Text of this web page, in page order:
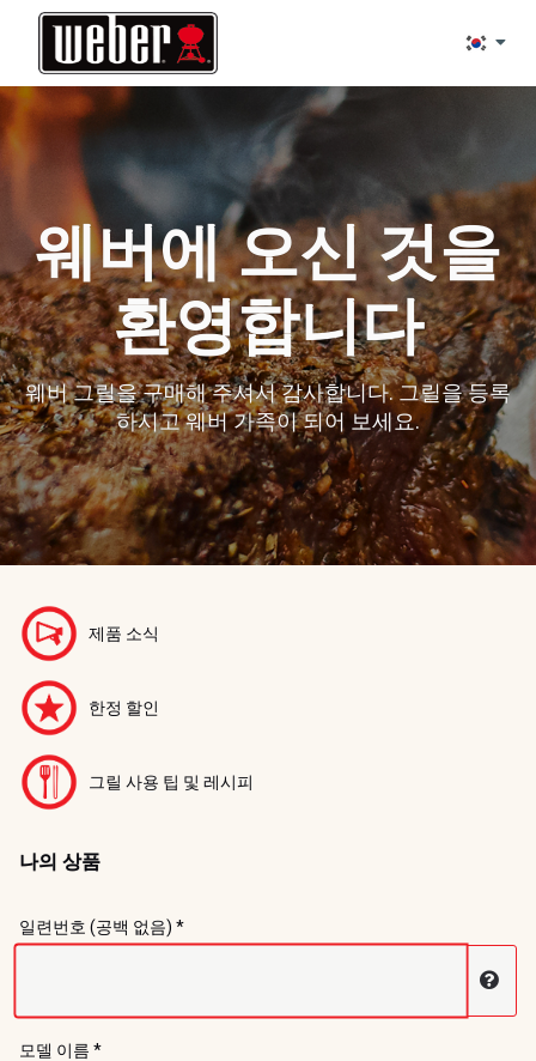
Change
웨버에 오신 것을
환영합니다
웨버 그릴을 구매해 주셔서 감사합니다. 그릴을 등록
하시고 웨버 가족이 되어 보세요.
제품 소식
한정 할인
그릴 사용 팁 및 레시피
Registration Form
나의 상품
일련번호 (공백 없음) *
모델 이름 *